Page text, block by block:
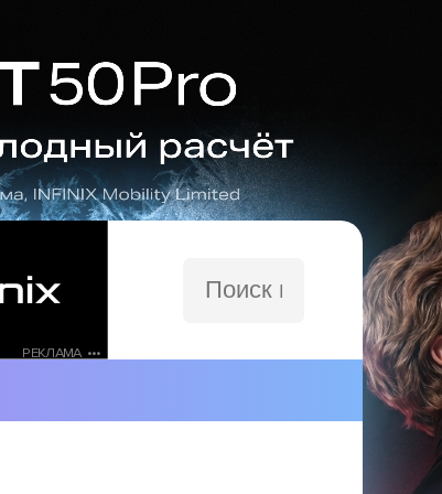
РЕКЛАМА •••
сайту